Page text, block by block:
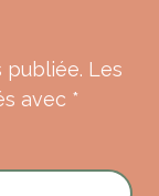
publiée. Les
avec *